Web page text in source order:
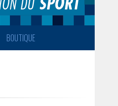
BOUTIQUE